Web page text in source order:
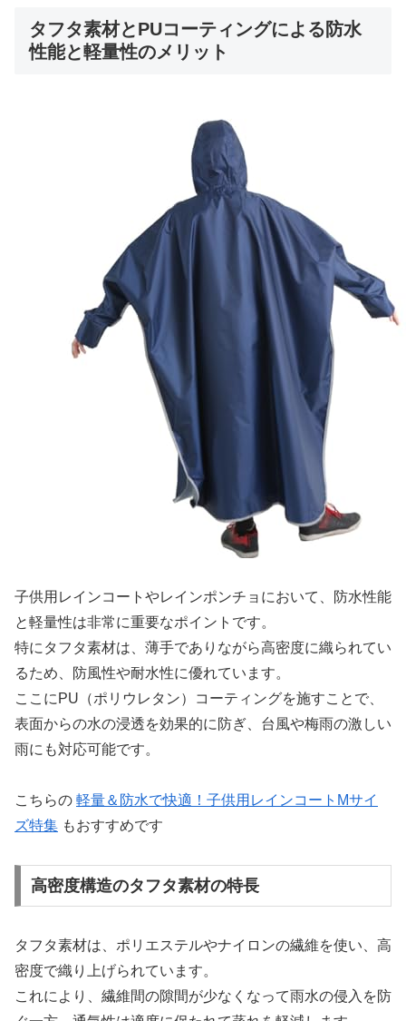
タフタ素材とPUコーティングによる防水
性能と軽量性のメリット
子供用レインコートやレインポンチョにおいて、防水性能
と軽量性は非常に重要なポイントです。
特にタフタ素材は、薄手でありながら高密度に織られてい
るため、防風性や耐水性に優れています。
ここにPU（ポリウレタン）コーティングを施すことで、
表面からの水の浸透を効果的に防ぎ、台風や梅雨の激しい
雨にも対応可能です。
こちらの 軽量＆防水で快適！子供用レインコートMサイ
ズ特集 もおすすめです
高密度構造のタフタ素材の特長
タフタ素材は、ポリエステルやナイロンの繊維を使い、高
密度で織り上げられています。
これにより、繊維間の隙間が少なくなって雨水の侵入を防